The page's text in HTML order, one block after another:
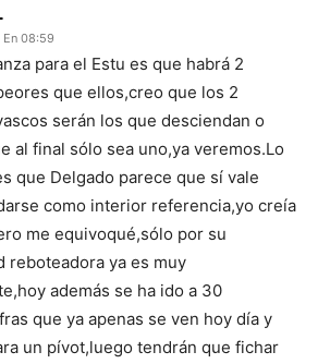
En 08:59
para el Estu es que habrá 2
que ellos,creo que los 2
serán los que desciendan o
al final sólo sea uno,ya veremos.Lo
que Delgado parece que sí vale
como interior referencia,yo creía
me equivoqué,sólo por su
reboteadora ya es muy
además se ha ido a 30
que ya apenas se ven hoy día y
un pívot,luego tendrán que fichar